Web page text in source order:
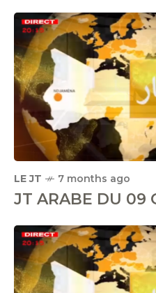
LE JT 7 months ago
JT ARABE DU 09